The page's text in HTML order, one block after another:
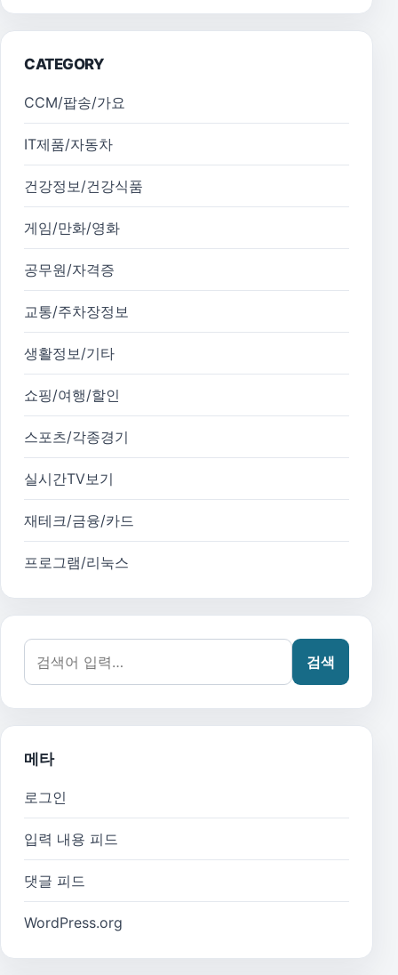
CATEGORY
CCM/팝송/가요
IT제품/자동차
건강정보/건강식품
게임/만화/영화
공무원/자격증
교통/주차장정보
생활정보/기타
쇼핑/여행/할인
스포츠/각종경기
실시간TV보기
재테크/금융/카드
프로그램/리눅스
검색어:
검색
메타
로그인
입력 내용 피드
댓글 피드
WordPress.org